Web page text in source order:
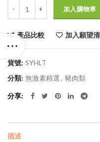
$382.0。$268.0。
加入購物車
產品比較 加入願望
貨號: SYHLT
分類: 無激素精選, 豬肉類
分享
描述